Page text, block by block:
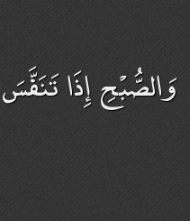
وَالصُّبْحِ إِذَا تَنَفَّسَ